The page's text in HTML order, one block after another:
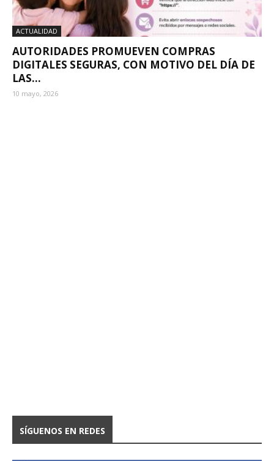
ACTUALIDAD
AUTORIDADES PROMUEVEN COMPRAS
DIGITALES SEGURAS, CON MOTIVO DEL DÍA DE
LAS...
10 mayo, 2026
SÍGUENOS EN REDES